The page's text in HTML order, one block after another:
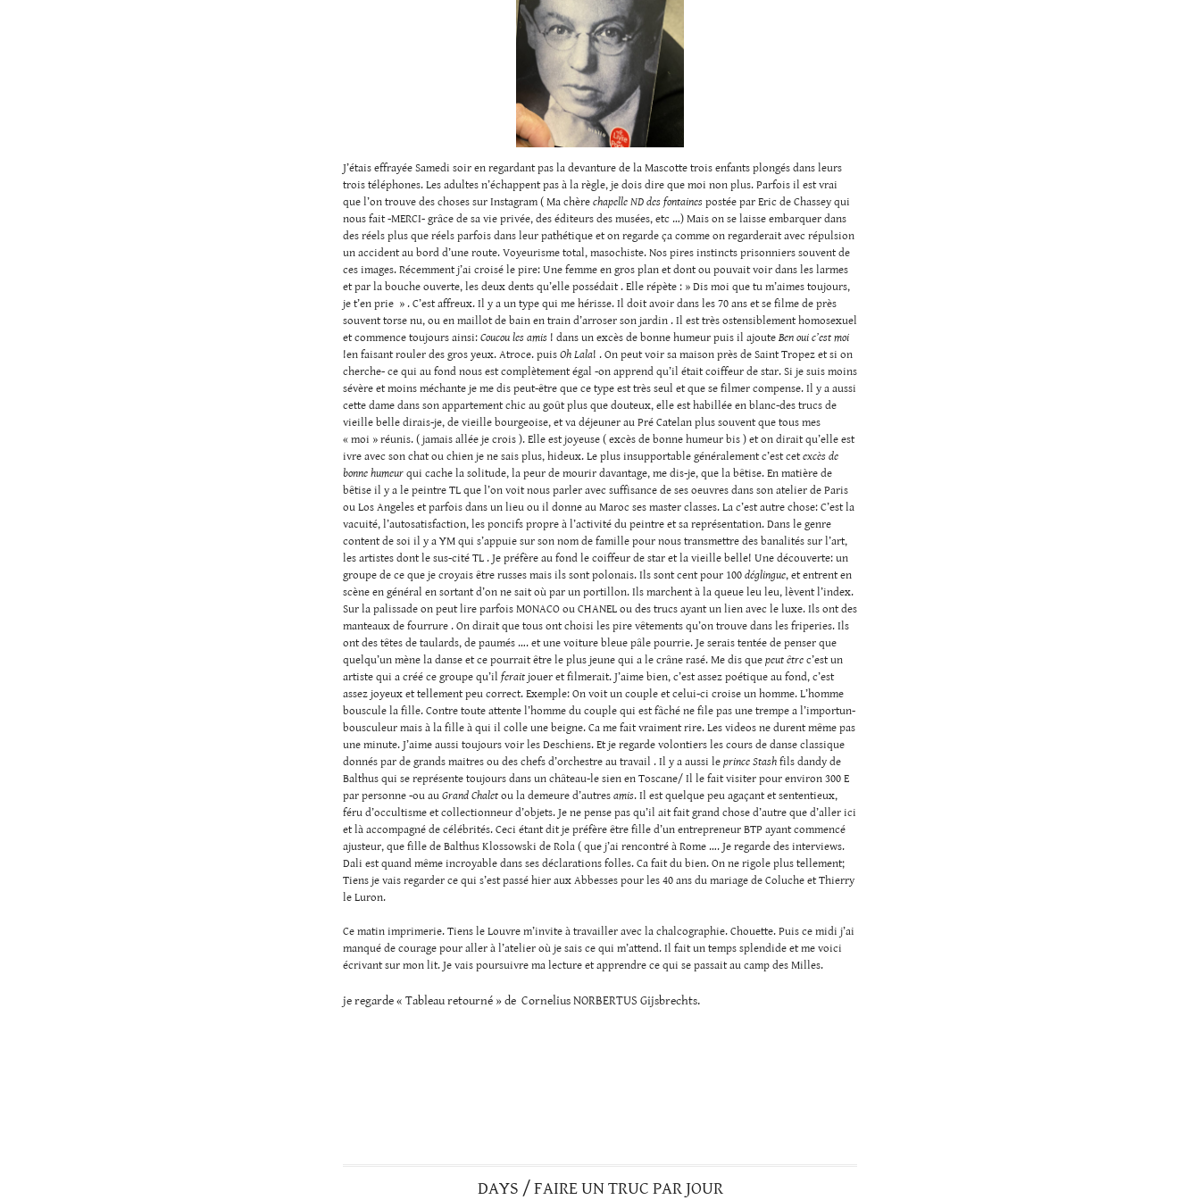
J’étais effrayée Samedi soir en regardant pas la devanture de la Mascotte trois enfants plongés dans leurs
trois téléphones. Les adultes n’échappent pas à la règle, je dois dire que moi non plus. Parfois il est vrai
que l’on trouve des choses sur Instagram ( Ma chère chapelle ND des fontaines postée par Eric de Chassey qui
nous fait -MERCI- grâce de sa vie privée, des éditeurs des musées, etc …) Mais on se laisse embarquer dans
des réels plus que réels parfois dans leur pathétique et on regarde ça comme on regarderait avec répulsion
un accident au bord d’une route. Voyeurisme total, masochiste. Nos pires instincts prisonniers souvent de
ces images. Récemment j’ai croisé le pire: Une femme en gros plan et dont ou pouvait voir dans les larmes
et par la bouche ouverte, les deux dents qu’elle possédait . Elle répète : » Dis moi que tu m’aimes toujours,
je t’en prie » . C’est affreux. Il y a un type qui me hérisse. Il doit avoir dans les 70 ans et se filme de près
souvent torse nu, ou en maillot de bain en train d’arroser son jardin . Il est très ostensiblement homosexuel
et commence toujours ainsi: Coucou les amis ! dans un excès de bonne humeur puis il ajoute Ben oui c’est moi
!en faisant rouler des gros yeux. Atroce. puis Oh Lala! . On peut voir sa maison près de Saint Tropez et si on
cherche- ce qui au fond nous est complètement égal -on apprend qu’il était coiffeur de star. Si je suis moins
sévère et moins méchante je me dis peut-être que ce type est très seul et que se filmer compense. Il y a aussi
cette dame dans son appartement chic au goût plus que douteux, elle est habillée en blanc-des trucs de
vieille belle dirais-je, de vieille bourgeoise, et va déjeuner au Pré Catelan plus souvent que tous mes
« moi » réunis. ( jamais allée je crois ). Elle est joyeuse ( excès de bonne humeur bis ) et on dirait qu’elle est
ivre avec son chat ou chien je ne sais plus, hideux. Le plus insupportable généralement c’est cetexcès de
bonne humeur qui cache la solitude, la peur de mourir davantage, me dis-je, que la bêtise. En matière de
bêtise il y a le peintre TL que l’on voit nous parler avec suffisance de ses oeuvres dans son atelier de Paris
ou Los Angeles et parfois dans un lieu ou il donne au Maroc ses master classes. La c’est autre chose: C’est la
vacuité, l’autosatisfaction, les poncifs propre à l’activité du peintre et sa représentation. Dans le genre
content de soi il y a YM qui s’appuie sur son nom de famille pour nous transmettre des banalités sur l’art,
les artistes dont le sus-cité TL . Je préfère au fond le coiffeur de star et la vieille belle! Une découverte: un
groupe de ce que je croyais être russes mais ils sont polonais. Ils sont cent pour 100 déglingue, et entrent en
scène en général en sortant d’on ne sait où par un portillon. Ils marchent à la queue leu leu, lèvent l’index.
Sur la palissade on peut lire parfois MONACO ou CHANEL ou des trucs ayant un lien avec le luxe. Ils ont des
manteaux de fourrure . On dirait que tous ont choisi les pire vêtements qu’on trouve dans les friperies. Ils
ont des têtes de taulards, de paumés …. et une voiture bleue pâle pourrie. Je serais tentée de penser que
quelqu’un mène la danse et ce pourrait être le plus jeune qui a le crâne rasé. Me dis que peut être c’est un
artiste qui a créé ce groupe qu’il ferait jouer et filmerait. J’aime bien, c’est assez poétique au fond, c’est
assez joyeux et tellement peu correct. Exemple: On voit un couple et celui-ci croise un homme. L’homme
bouscule la fille. Contre toute attente l’homme du couple qui est fâché ne file pas une trempe a l’importun-
bousculeur mais à la fille à qui il colle une beigne. Ca me fait vraiment rire. Les videos ne durent même pas
une minute. J’aime aussi toujours voir les Deschiens. Et je regarde volontiers les cours de danse classique
donnés par de grands maitres ou des chefs d’orchestre au travail . Il y a aussi le prince Stash fils dandy de
Balthus qui se représente toujours dans un château-le sien en Toscane/ Il le fait visiter pour environ 300 E
par personne -ou au Grand Chalet ou la demeure d’autres amis. Il est quelque peu agaçant et sententieux,
féru d’occultisme et collectionneur d’objets. Je ne pense pas qu’il ait fait grand chose d’autre que d’aller ici
et là accompagné de célébrités. Ceci étant dit je préfère être fille d’un entrepreneur BTP ayant commencé
ajusteur, que fille de Balthus Klossowski de Rola ( que j’ai rencontré à Rome …. Je regarde des interviews.
Dali est quand même incroyable dans ses déclarations folles. Ca fait du bien. On ne rigole plus tellement;
Tiens je vais regarder ce qui s’est passé hier aux Abbesses pour les 40 ans du mariage de Coluche et Thierry
le Luron.
Ce matin imprimerie. Tiens le Louvre m’invite à travailler avec la chalcographie. Chouette. Puis ce midi j’ai
manqué de courage pour aller à l’atelier où je sais ce qui m’attend. Il fait un temps splendide et me voici
écrivant sur mon lit. Je vais poursuivre ma lecture et apprendre ce qui se passait au camp des Milles.
je regarde « Tableau retourné » de Cornelius NORBERTUS Gijsbrechts.
DAYS / FAIRE UN TRUC PAR JOUR